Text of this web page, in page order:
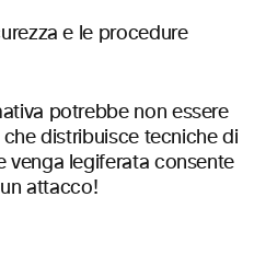
e le procedure
potrebbe non essere
distribuisce tecniche di
venga legiferata consente
attacco!